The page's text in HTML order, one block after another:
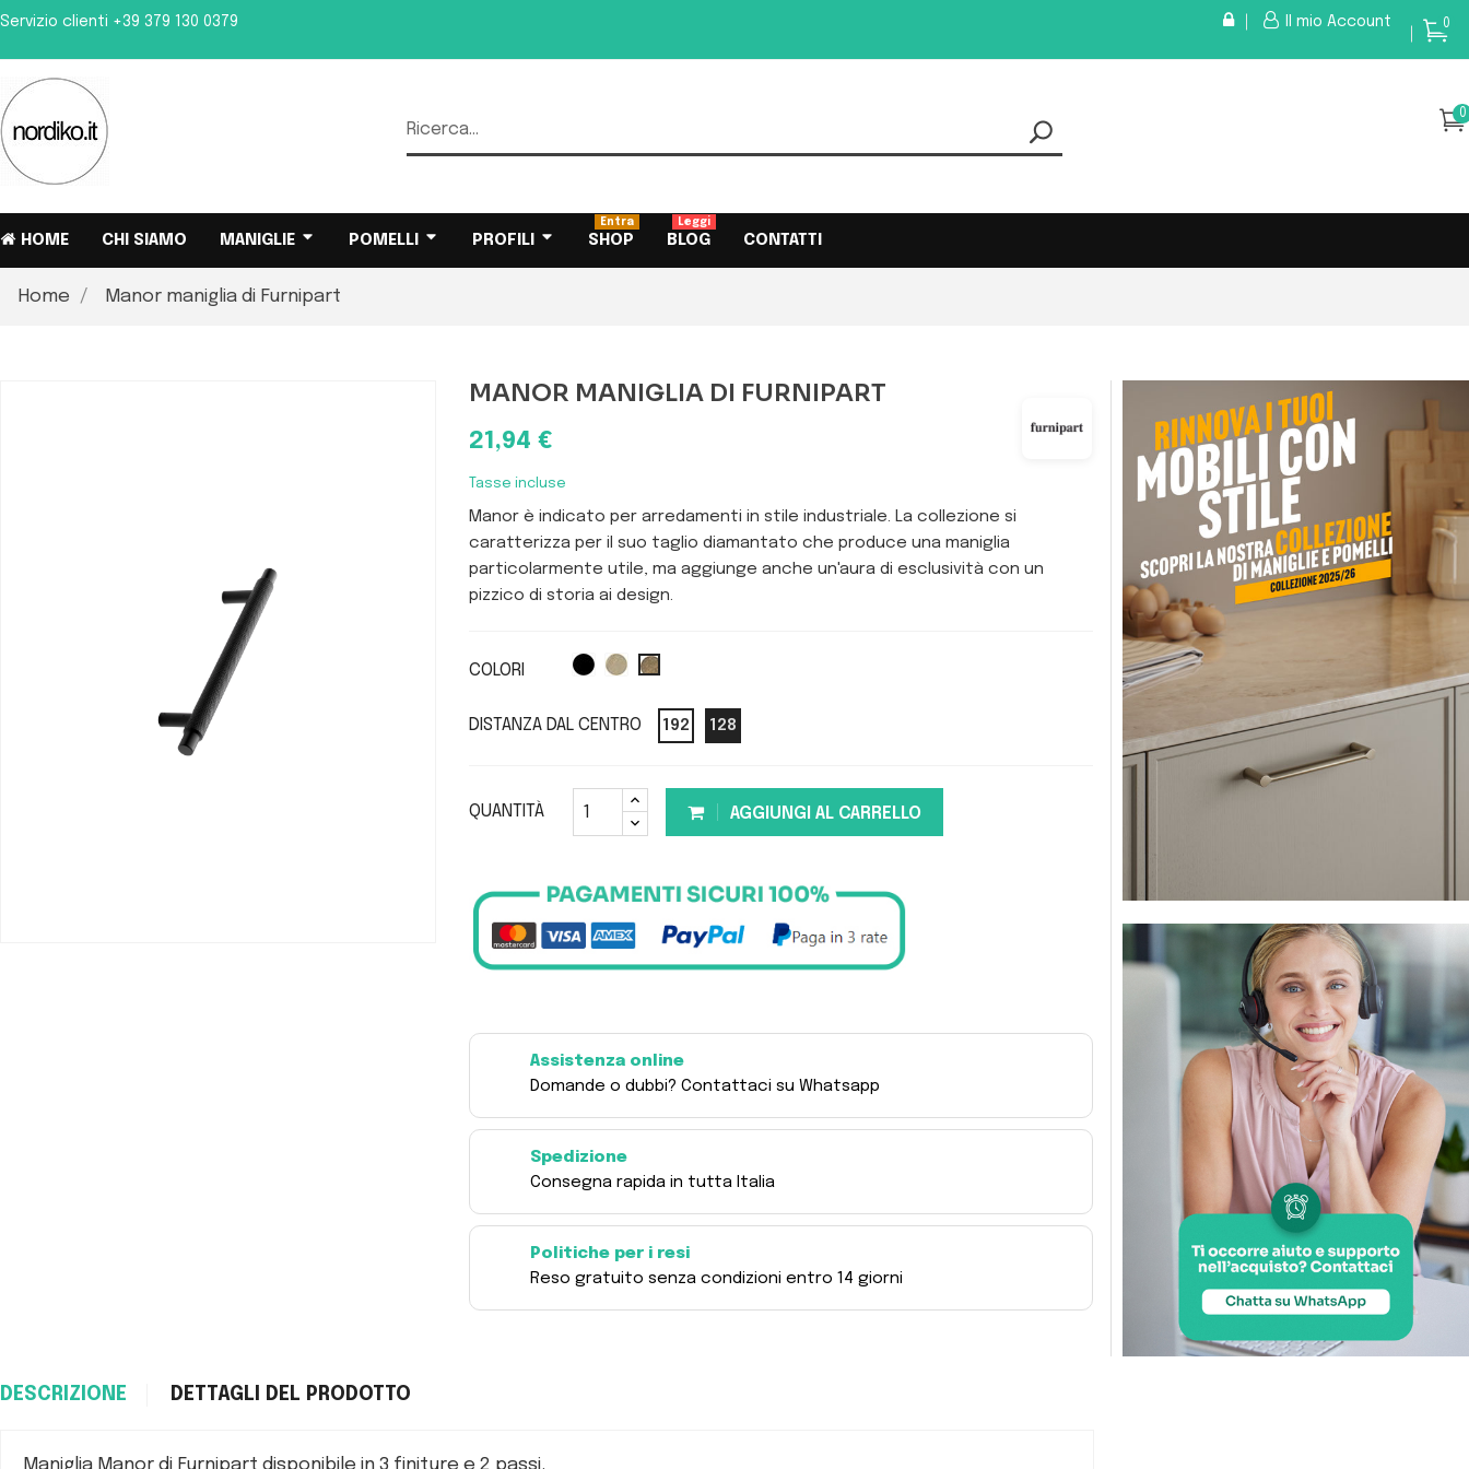
Servizio clienti +39 379 130 0379 Il mio Account 0
0
HOME CHI SIAMO MANIGLIE POMELLI PROFILI SHOP
Entra
BLOG
Leggi
CONTATTI
Home Manor maniglia di Furnipart
MANOR MANIGLIA DI FURNIPART
21,94 €
Tasse incluse
Manor è indicato per arredamenti in stile industriale. La collezione si
caratterizza per il suo taglio diamantato che produce una maniglia
particolarmente utile, ma aggiunge anche un'aura di esclusività con un
pizzico di storia ai design.
COLORI
DISTANZA DAL CENTRO 192 128
QUANTITÀ AGGIUNGI AL CARRELLO
Assistenza online
Domande o dubbi? Contattaci su Whatsapp
Spedizione
Consegna rapida in tutta Italia
Politiche per i resi
Reso gratuito senza condizioni entro 14 giorni
DESCRIZIONE DETTAGLI DEL PRODOTTO
Maniglia Manor di Furnipart disponibile in 3 finiture e 2 passi.